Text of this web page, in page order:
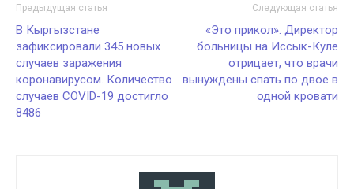
Предыдущая статья
В Кыргызстане
зафиксировали 345 новых
случаев заражения
коронавирусом. Количество
случаев COVID-19 достигло
8486
Следующая статья
«Это прикол». Директор
больницы на Иссык-Куле
отрицает, что врачи
вынуждены спать по двое в
одной кровати